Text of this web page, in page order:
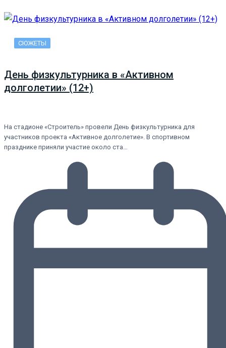
СЮЖЕТЫ
День физкультурника в «Активном
долголетии» (12+)
На стадионе «Строитель» провели День физкультурника для
участников проекта «Активное долголетие». В спортивном
празднике приняли участие около ста…